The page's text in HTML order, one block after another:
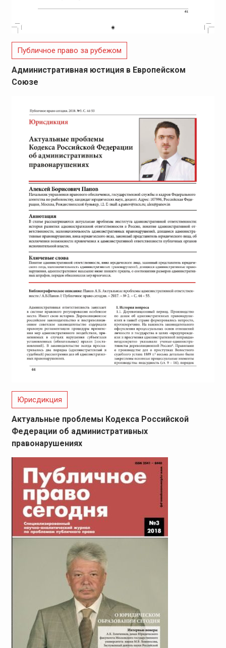
Публичное право за рубежом
Административная юстиция в Европейском
Союзе
Юрисдикция
Актуальные проблемы Кодекса Российской
Федерации об административных
правонарушениях